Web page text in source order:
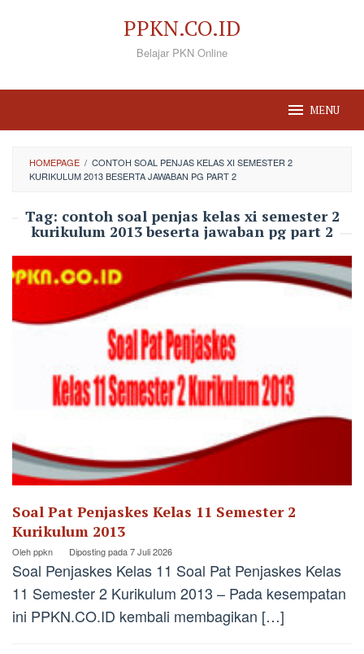
PPKN.CO.ID
Belajar PKN Online
MENU
HOMEPAGE / CONTOH SOAL PENJAS KELAS XI SEMESTER 2
KURIKULUM 2013 BESERTA JAWABAN PG PART 2
Tag: contoh soal penjas kelas xi semester 2
kurikulum 2013 beserta jawaban pg part 2
Soal Pat Penjaskes Kelas 11 Semester 2
Kurikulum 2013
Olehppkn Diposting pada7 Juli 2026
Soal Penjaskes Kelas 11 Soal Pat Penjaskes Kelas
11 Semester 2 Kurikulum 2013 – Pada kesempatan
ini PPKN.CO.ID kembali membagikan […]